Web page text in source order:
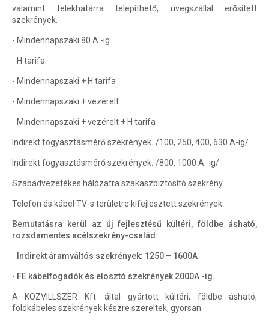
valamint telekhatárra telepíthető, üvegszállal erősített
szekrények.
- Mindennapszaki 80 A -ig
- H tarifa
- Mindennapszaki + H tarifa
- Mindennapszaki + vezérelt
- Mindennapszaki + vezérelt + H tarifa
Indirekt fogyasztásmérő szekrények. /100, 250, 400, 630 A-ig/
Indirekt fogyasztásmérő szekrények. /800, 1000 A -ig/
Szabadvezetékes hálózatra szakaszbiztosító szekrény.
Telefon és kábel TV-s területre kifejlesztett szekrények.
Bemutatásra kerül az új fejlesztésű kültéri, földbe ásható,
rozsdamentes acélszekrény-család:
- Indirekt áramváltós szekrények: 1250 – 1600A
- FE kábelfogadók és elosztó szekrények 2000A -ig.
A KÖZVILLSZER Kft. által gyártott kültéri, földbe ásható,
földkábeles szekrények készre szereltek, gyorsan